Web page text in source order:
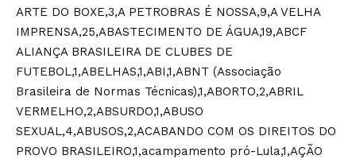
ARTE DO BOXE,3,A PETROBRAS É NOSSA,9,A VELHA
IMPRENSA,25,ABASTECIMENTO DE ÁGUA,19,ABCF
ALIANÇA BRASILEIRA DE CLUBES DE
FUTEBOL,1,ABELHAS,1,ABI,1,ABNT (Associação
Brasileira de Normas Técnicas),1,ABORTO,2,ABRIL
VERMELHO,2,ABSURDO,1,ABUSO
SEXUAL,4,ABUSOS,2,ACABANDO COM OS DIREITOS DO
PROVO BRASILEIRO,1,acampamento pró-Lula,1,AÇÃO